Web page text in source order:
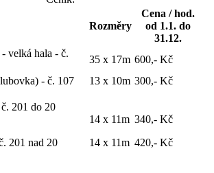
Rozměry
Cena / hod.
od 1.1. do
31.12.
velká hala - č.
35 x 17m 600,- Kč
- č. 107
13 x 10m 300,- Kč
201 do 20
201 nad 20
14 x 11m
14 x 11m
340,- Kč
420,- Kč